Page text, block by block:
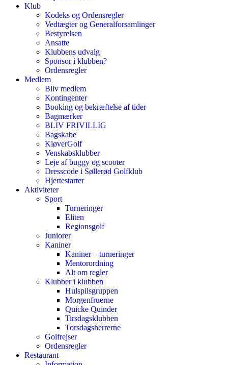
Klub
Kodeks og Ordensregler
Vedtægter og Generalforsamlinger
Bestyrelsen
Ansatte
Klubbens udvalg
Sponsor i klubben?
Ordensregler
Medlem
Bliv medlem
Kontingenter
Booking og bekræftelse af tider
Bagmærker
BLIV FRIVILLIG
Bagskabe
KløverGolf
Venskabsklubber
Leje af buggy og scooter
Dresscode i Søllerød Golfklub
Hjertestarter
Aktiviteter
Sport
Turneringer
Eliten
Regionsgolf
Juniorer
Kaniner
Kaniner – turneringer
Mentorordning
Alt om regler
Klubber i klubben
Hulspilsgruppen
Morgenfruerne
Quicke Quinder
Tirsdagsklubben
Torsdagsherrerne
Golfrejser
Ordensregler
Restaurant